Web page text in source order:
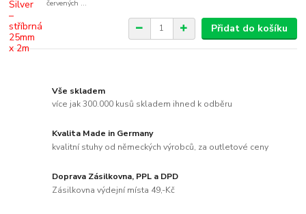
červených ...
Přidat do košíku
Vše skladem
více jak 300.000 kusů skladem ihned k odběru
Kvalita Made in Germany
kvalitní stuhy od německých výrobců, za outletové ceny
Doprava Zásilkovna, PPL a DPD
Zásilkovna výdejní místa 49,-Kč